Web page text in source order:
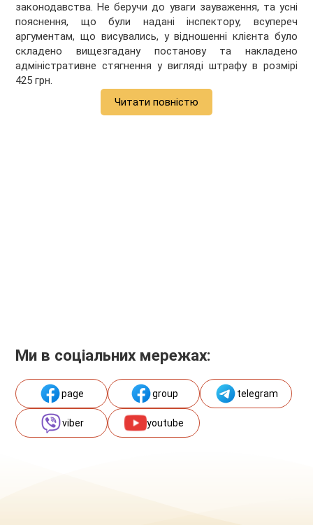
законодавства. Не беручи до уваги зауваження, та усні
пояснення, що були надані інспектору, всупереч
аргументам, що висувались, у відношенні клієнта було
складено вищезгадану постанову та накладено
адміністративне стягнення у вигляді штрафу в розмірі
425 грн.
Читати повністю
Ми в соціальних мережах:
page group telegram
viber youtube